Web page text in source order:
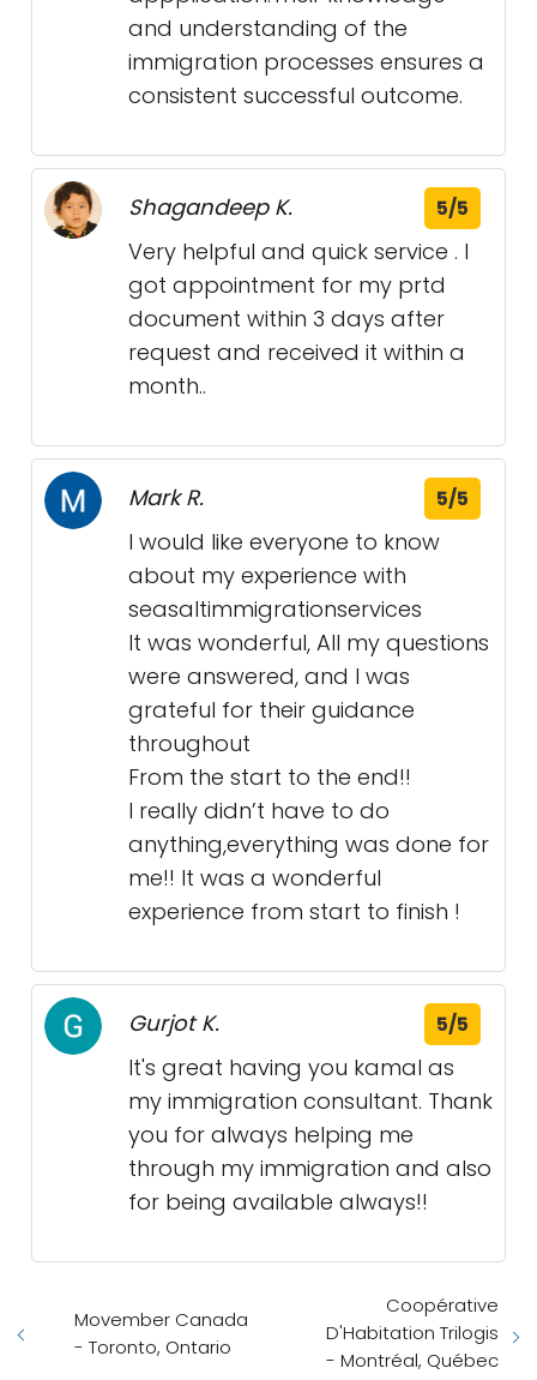
and understanding of the
immigration processes ensures a
consistent successful outcome.
Shagandeep K. 5/5
Very helpful and quick service . I
got appointment for my prtd
document within 3 days after
request and received it within a
month..
Mark R. 5/5
I would like everyone to know
about my experience with
seasaltimmigrationservices
It was wonderful, All my questions
were answered, and I was
grateful for their guidance
throughout
From the start to the end!!
I really didn’t have to do
anything,everything was done for
me!! It was a wonderful
experience from start to finish !
Gurjot K. 5/5
It's great having you kamal as
my immigration consultant. Thank
you for always helping me
through my immigration and also
for being available always!!
Movember Canada
- Toronto, Ontario
Coopérative
D'Habitation Trilogis
- Montréal, Québec